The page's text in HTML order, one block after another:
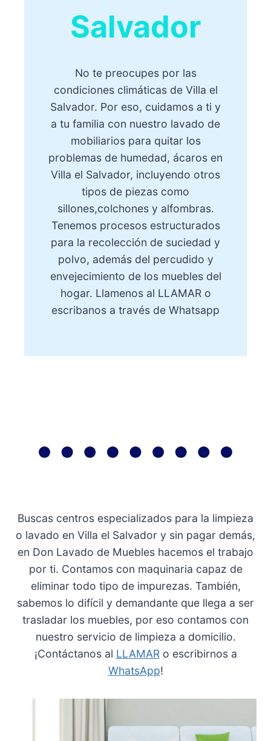
Salvador
No te preocupes por las
condiciones climáticas de Villa el
Salvador. Por eso, cuidamos a ti y
a tu familia con nuestro lavado de
mobiliarios para quitar los
problemas de humedad, ácaros en
Villa el Salvador, incluyendo otros
tipos de piezas como
sillones,colchones y alfombras.
Tenemos procesos estructurados
para la recolección de suciedad y
polvo, además del percudido y
envejecimiento de los muebles del
hogar. Llamenos al LLAMARo
escribanos a través de Whatsapp
Buscas centros especializados para la limpieza
o lavado en Villa el Salvador y sin pagar demás,
en Don Lavado de Muebles hacemos el trabajo
por ti. Contamos con maquinaria capaz de
eliminar todo tipo de impurezas. También,
sabemos lo difícil y demandante que llega a ser
trasladar los muebles, por eso contamos con
nuestro servicio de limpieza a domicilio.
¡Contáctanos al LLAMARo escribirnos a
WhatsApp!